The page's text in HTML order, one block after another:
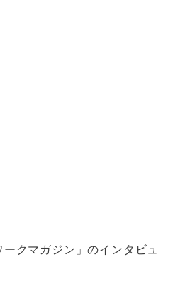
クマガジン」のインタビュ